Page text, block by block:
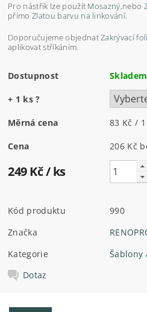
Pro nástřik lze použít Mosazný,nebo
přímoZlatou barvu na linkování.
Doporučujeme objednatZakrývací
aplikovat stříkáním.
Dostupnost Skladem
+ 1 ks?
Měrná cena 83 Kč /
Cena 206 Kč
249 Kč/ ks
Kód produktu
990
Značka
Kategorie
Šablony
Dotaz